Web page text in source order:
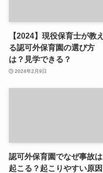
【2024】現役保育士が教え
る認可外保育園の選び方
は？見学できる？
2024年2月9日
認可外保育園でなぜ事故は
起こる？起こりやすい原因